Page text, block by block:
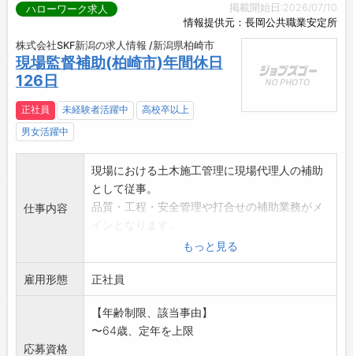
掲載開始日:2026/07/10
情報提供元：長岡公共職業安定所
ハローワーク求人
株式会社SKF新潟の求人情報 /新潟県柏崎市
現場監督補助(柏崎市)年間休日
126日
正社員 未経験者活躍中
高校卒以上
男女活躍中
仕事内容
現場における土木施工管理に現場代理人の補助
として従事。
品質・工程・安全管理や打合せの補助業務がメ
(写真管理、測量補助、PCを使った各種書類作
成等)
経験の浅い方も歓迎いたします。
業務上、車を使用する機会:有
※受注が多く、増員募集
※変更範囲:会社の定める範囲
もっと見る
雇用形態 正社員
応募資格
【年齢制限、該当事由】
〜64歳、定年を上限